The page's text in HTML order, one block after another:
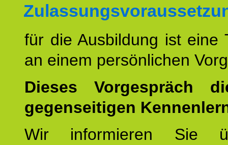
für die Ausbildung ist eine
an einem persönlichen
Dieses Vorgespräch
gegenseitigen
Wir informieren Sie